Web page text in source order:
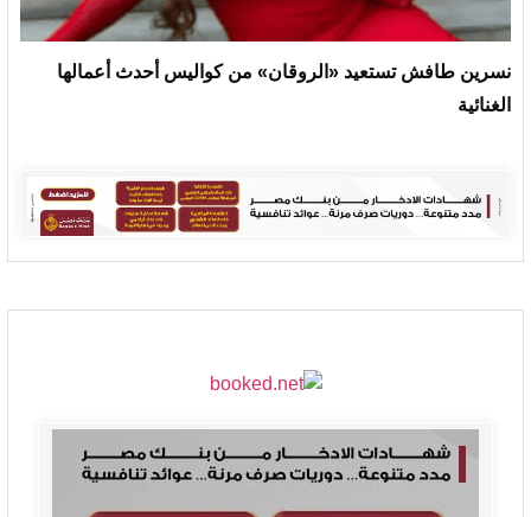
نسرين طافش تستعيد «الروقان» من كواليس أحدث أعمالها
الغنائية